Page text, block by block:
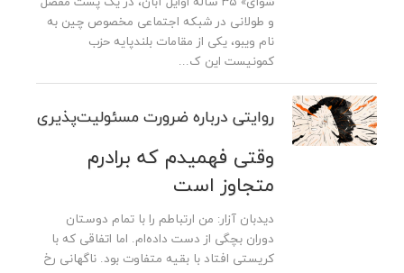
و طولانی در شبکه اجتماعی مخصوص چین به
نام ویبو، یکی از مقامات بلندپایه حزب
کمونیست این ک...
روایتی درباره ضرورت مسئولیت‌پذیری
وقتی فهمیدم که برادرم
متجاوز است
دیدبان آزار: من ارتباطم را با تمام دوستان
دوران بچگی از دست داده‌ام. اما اتفاقی که با
کریستی افتاد با بقیه متفاوت بود. ناگهانی رخ